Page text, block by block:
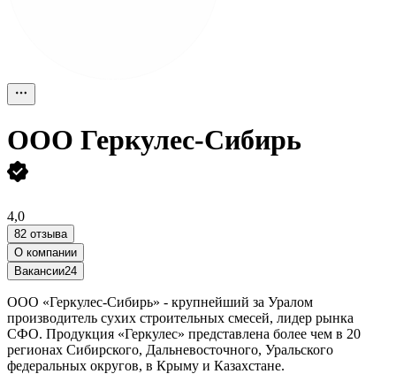
ООО Геркулес-Сибирь
4,0
82 отзыва
О компании
Вакансии24
ООО «Геркулес-Сибирь» - крупнейший за Уралом
производитель сухих строительных смесей, лидер рынка
СФО. Продукция «Геркулес» представлена более чем в 20
регионах Сибирского, Дальневосточного, Уральского
федеральных округов, в Крыму и Казахстане.